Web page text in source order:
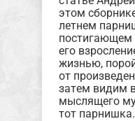
этом
летнем
постигающем
его
жизнью,
от
затем видим
мыслящего
тот парнишка.